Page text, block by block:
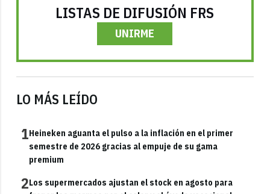
LISTAS DE DIFUSIÓN FRS
UNIRME
LO MÁS LEÍDO
1Heineken aguanta el pulso a la inflación en el primer
semestre de 2026 gracias al empuje de su gama
premium
2Los supermercados ajustan el stock en agosto para